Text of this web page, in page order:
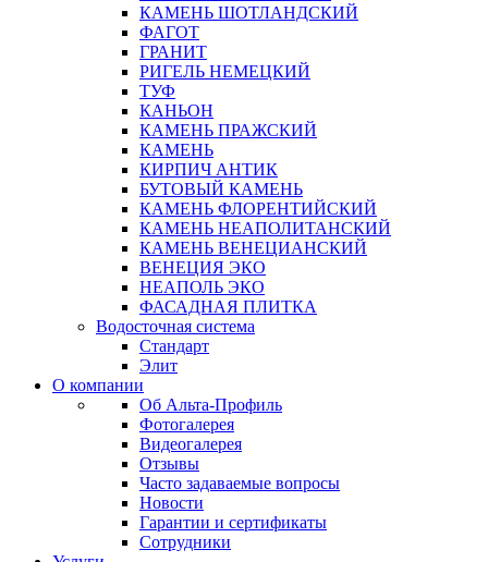
КАМЕНЬ ШОТЛАНДСКИЙ
ФАГОТ
ГРАНИТ
РИГЕЛЬ НЕМЕЦКИЙ
ТУФ
КАНЬОН
КАМЕНЬ ПРАЖСКИЙ
КАМЕНЬ
КИРПИЧ АНТИК
БУТОВЫЙ КАМЕНЬ
КАМЕНЬ ФЛОРЕНТИЙСКИЙ
КАМЕНЬ НЕАПОЛИТАНСКИЙ
КАМЕНЬ ВЕНЕЦИАНСКИЙ
ВЕНЕЦИЯ ЭКО
НЕАПОЛЬ ЭКО
ФАСАДНАЯ ПЛИТКА
Водосточная система
Стандарт
Элит
О компании
Об Альта-Профиль
Фотогалерея
Видеогалерея
Отзывы
Часто задаваемые вопросы
Новости
Гарантии и сертификаты
Сотрудники